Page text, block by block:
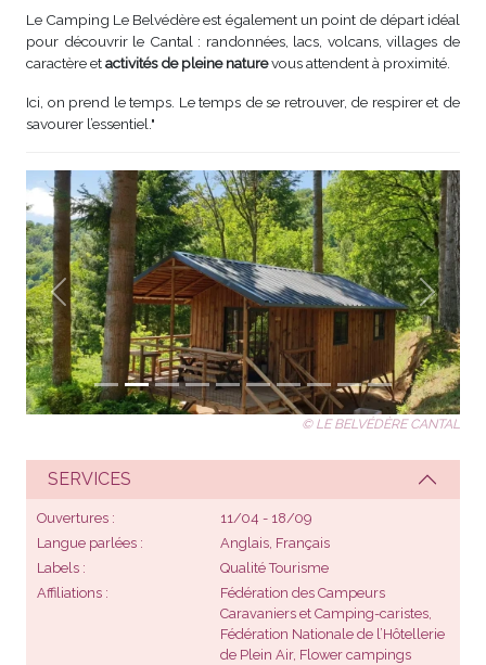
Le Camping Le Belvédère est également un point de départ idéal
pour découvrir le Cantal : randonnées, lacs, volcans, villages de
caractère etactivités de pleine naturevous attendent à proximité.
Ici, on prend le temps. Le temps de se retrouver, de respirer et de
savourer l’essentiel."
Précédent Suivant
© LE BELVÉDÈRE CANTAL
SERVICES
Ouvertures
11/04 - 18/09
Langue parlées
Anglais, Français
Labels
Qualité Tourisme
Affiliations
Fédération des Campeurs
Caravaniers et Camping-caristes,
Fédération Nationale de l’Hôtellerie
de Plein Air, Flower campings